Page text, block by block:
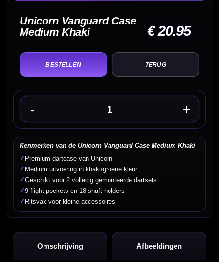
Unicorn Vanguard Case
Medium Khaki
€ 20.95
TERUG
Kenmerken van de Unicorn Vanguard Case Medium Khaki
✓ Premium dartcase van Unicorn
✓ Medium uitvoering in khaki/groene kleur
✓Geschikt voor 2 volledig gemonteerde dartsets
✓9 flight pockets en 18 shaft holders
✓ Ritsvak voor kleine accessoires
- +
Omschrijving Afbeeldingen